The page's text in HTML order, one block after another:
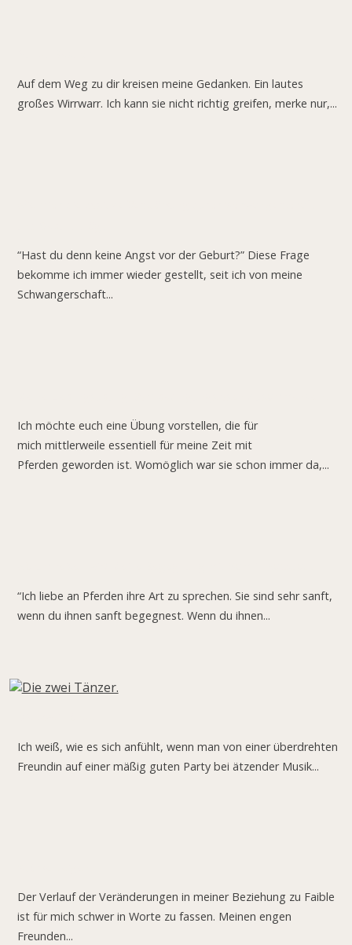
Auf dem Weg zu dir kreisen meine Gedanken. Ein lautes
großes Wirrwarr. Ich kann sie nicht richtig greifen, merke nur,...
“Hast du denn keine Angst vor der Geburt?” Diese Frage
bekomme ich immer wieder gestellt, seit ich von meine
Schwangerschaft...
Ich möchte euch eine Übung vorstellen, die für
mich mittlerweile essentiell für meine Zeit mit
Pferden geworden ist. Womöglich war sie schon immer da,...
“Ich liebe an Pferden ihre Art zu sprechen. Sie sind sehr sanft,
wenn du ihnen sanft begegnest. Wenn du ihnen...
Ich weiß, wie es sich anfühlt, wenn man von einer überdrehten
Freundin auf einer mäßig guten Party bei ätzender Musik...
Der Verlauf der Veränderungen in meiner Beziehung zu Faible
ist für mich schwer in Worte zu fassen. Meinen engen
Freunden...